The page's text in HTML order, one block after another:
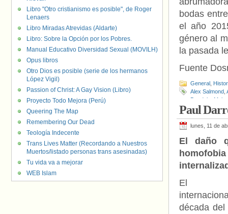
bodas
el año
género al
la pasada
Fuente
General
Alex Salmond
Dugdale
Malta
Paul
lunes, 11 de
El daño
homofobia
El
década
Libro "Otro cristianismo es posible", de Roger
Lenaers
Libro Miradas Atrevidas (Aldarte)
Libro: Sobre la Opción por los Pobres.
Manual Educativo Diversidad Sexual (MOVILH)
Opus libros
Otro Dios es posible (serie de los hermanos
López Vigil)
Passion of Christ: A Gay Vision (Libro)
Proyecto Todo Mejora (Perú)
Queering The Map
Remembering Our Dead
Teología Indecente
Trans Lives Matter (Recordando a Nuestros
Muertos/listado personas trans asesinadas)
Tu vida va a mejorar
WEB Islam